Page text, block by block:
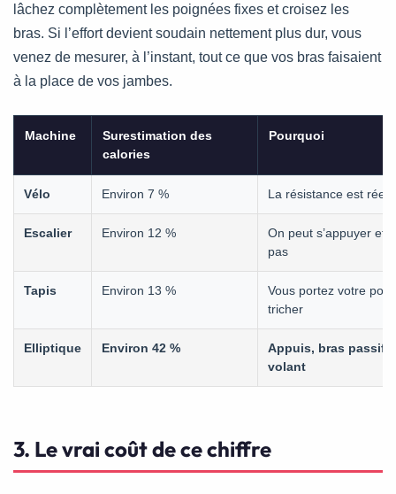
lâchez complètement les poignées fixes et croisez les
bras. Si l’effort devient soudain nettement plus dur, vous
venez de mesurer, à l’instant, tout ce que vos bras faisaient
à la place de vos jambes.
Machine
Surestimation des
calories
Pourquoi
Vélo Environ 7 % La résistance est
Escalier Environ 12 %
On peut s’appuyer et
pas
Tapis Environ 13 %
Vous portez votre
tricher
Elliptique Environ 42 %
Appuis, bras
volant
3. Le vrai coût de ce chiffre